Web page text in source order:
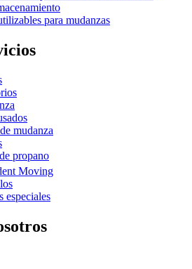
para mudanzas
mudanza
propano
Moving
especiales